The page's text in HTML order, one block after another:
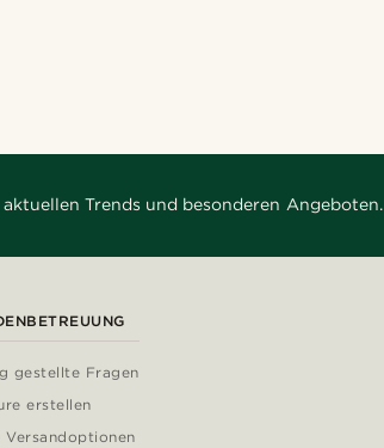
Trends und besonderen Angeboten.
gestellte Fragen
erstellen
Versandoptionen